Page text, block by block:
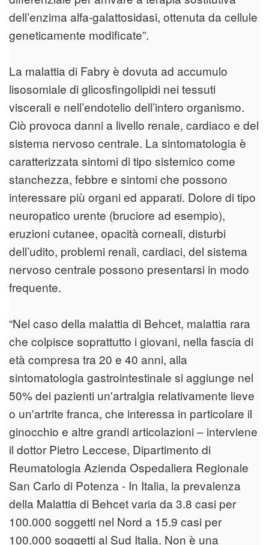
dell’enzima alfa-galattosidasi, ottenuta da cellule
geneticamente modificate”.
La malattia di Fabry è dovuta ad accumulo
lisosomiale di glicosfingolipidi nei tessuti
viscerali e nell’endotelio dell’intero organismo.
Ciò provoca danni a livello renale, cardiaco e del
sistema nervoso centrale. La sintomatologia è
caratterizzata sintomi di tipo sistemico come
stanchezza, febbre e sintomi che possono
interessare più organi ed apparati. Dolore di tipo
neuropatico urente (bruciore ad esempio),
eruzioni cutanee, opacità corneali, disturbi
dell’udito, problemi renali, cardiaci, del sistema
nervoso centrale possono presentarsi in modo
frequente.
“Nel caso della malattia di Behcet, malattia rara
che colpisce soprattutto i giovani, nella fascia di
età compresa tra 20 e 40 anni, alla
sintomatologia gastrointestinale si aggiunge nel
50% dei pazienti un'artralgia relativamente lieve
o un'artrite franca, che interessa in particolare il
ginocchio e altre grandi articolazioni – interviene
il dottor Pietro Leccese, Dipartimento di
Reumatologia Azienda Ospedaliera Regionale
San Carlo di Potenza - In Italia, la prevalenza
della Malattia di Behcet varia da 3.8 casi per
100.000 soggetti nel Nord a 15.9 casi per
100.000 soggetti al Sud Italia. Non è una